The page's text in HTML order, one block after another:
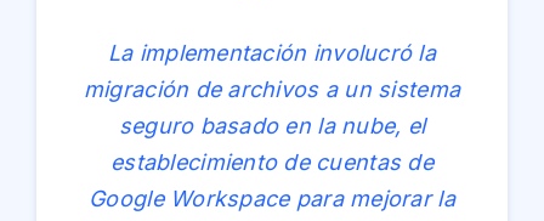
La implementación involucró la
migración de archivos a un sistema
seguro basado en la nube, el
establecimiento de cuentas de
Google Workspace para mejorar la